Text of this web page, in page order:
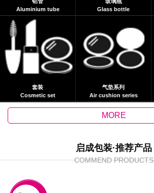
Aluminium tube
Glass bottle
套装
Cosmetic set
气垫系列
Air cushion series
MORE
启成包装·推荐产品
COMMEND PRODUCTS